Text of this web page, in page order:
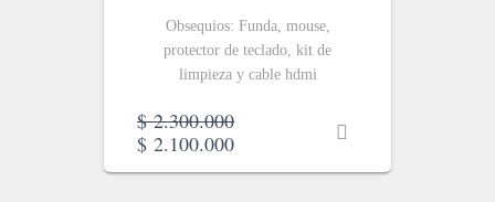
Obsequios: Funda, mouse,
protector de teclado, kit de
limpieza y cable hdmi
$2.300.000Original
price
was:
$ 2.100.000Current
price